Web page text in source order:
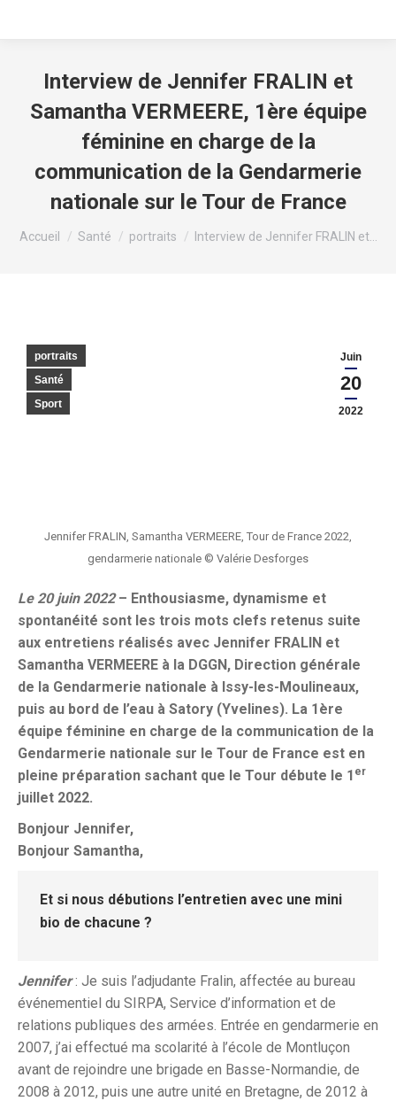
Interview de Jennifer FRALIN et
Samantha VERMEERE, 1ère équipe
féminine en charge de la
communication de la Gendarmerie
nationale sur le Tour de France
Vous êtes ici :
Accueil Santé portraits Interview de Jennifer FRALIN et…
Juin
20
2022
portraits
Santé
Sport
Jennifer FRALIN, Samantha VERMEERE, Tour de France 2022,
gendarmerie nationale © Valérie Desforges
Le 20 juin 2022– Enthousiasme, dynamisme et
spontanéité sont les trois mots clefs retenus suite
aux entretiens réalisés avec Jennifer FRALIN et
Samantha VERMEERE à la DGGN, Direction générale
de la Gendarmerie nationale à Issy-les-Moulineaux,
puis au bord de l’eau à Satory (Yvelines). La 1ère
équipe féminine en charge de la communication de la
Gendarmerie nationale sur le Tour de France est en
pleine préparation sachant que le Tour débute le 1 er
juillet 2022.
Bonjour Jennifer,
Bonjour Samantha,
Et si nous débutions l’entretien avec une mini
bio de chacune ?
Jennifer: Je suis l’adjudante Fralin, affectée au bureau
événementiel du SIRPA, Service d’information et de
relations publiques des armées. Entrée en gendarmerie en
2007, j’ai effectué ma scolarité à l’école de Montluçon
avant de rejoindre une brigade en Basse-Normandie, de
2008 à 2012, puis une autre unité en Bretagne, de 2012 à